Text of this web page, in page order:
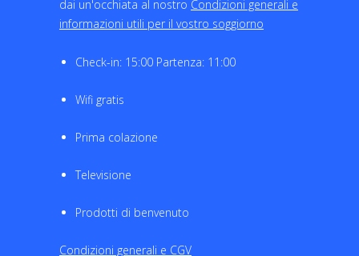
dai un'occhiata al nostro Condizioni generali e
informazioni utili per il vostro soggiorno
Check-in: 15:00 Partenza: 11:00
Wifi gratis
Prima colazione
Televisione
Prodotti di benvenuto
Condizioni generali e CGV